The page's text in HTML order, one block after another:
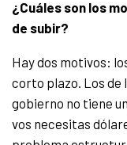
¿Cuáles son los
de subir?
Hay dos motivos:
corto plazo. Los de
gobierno no tiene
vos necesitas